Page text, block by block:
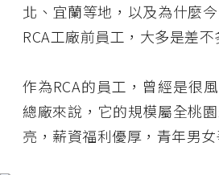
北、宜蘭等地，以及為什麼
RCA工廠前員工，大多是差不
作為RCA的員工，曾經是很
總廠來說，它的規模屬全桃
亮，薪資福利優厚，青年男